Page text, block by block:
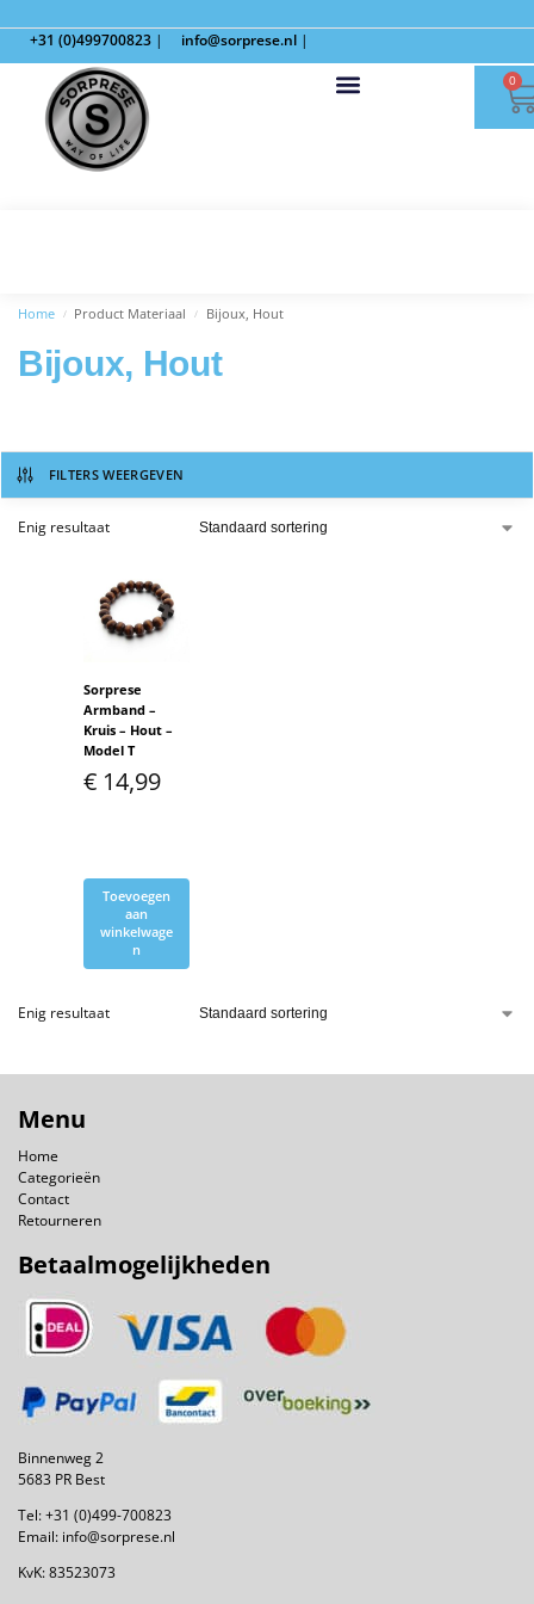
+31 (0)499700823 | info@sorprese.nl |
0
Home / Product Materiaal / Bijoux, Hout
Bijoux, Hout
FILTERS WEERGEVEN
Enig resultaat
Sorprese
Armband –
Kruis – Hout –
Model T
€ 14,99
Toevoegen
aan
winkelwage
n
Enig resultaat
Menu
Home
Categorieën
Contact
Retourneren
Betaalmogelijkheden
Binnenweg 2
5683 PR Best
Tel:+31 (0)499-700823
Email: info@sorprese.nl
KvK: 83523073